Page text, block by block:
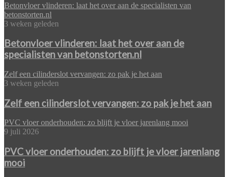
Betonvloer vlinderen: laat het over aan de specialisten van
betonstorten.nl
3 weken geleden
Betonvloer vlinderen: laat het over aan de
specialisten van betonstorten.nl
Zelf een cilinderslot vervangen: zo pak je het aan
3 weken geleden
Zelf een cilinderslot vervangen: zo pak je het aan
PVC vloer onderhouden: zo blijft je vloer jarenlang mooi
9 juli 2026
PVC vloer onderhouden: zo blijft je vloer jarenlang
mooi